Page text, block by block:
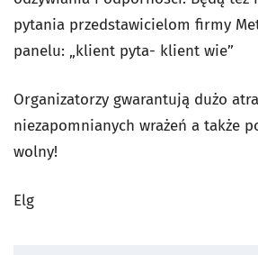
pytania przedstawicielom firmy
panelu: „klient pyta- klient wie”
Organizatorzy gwarantują dużo
niezapomnianych wrażeń a także
wolny!
Elg